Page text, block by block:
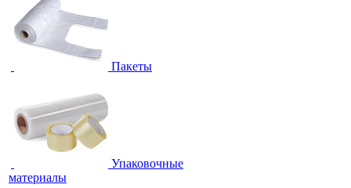
Пакеты
Упаковочные
материалы